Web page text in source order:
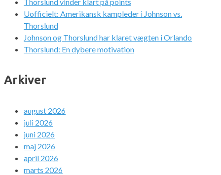
Uofficielt: Amerikansk kampleder i Johnson vs.
Thorslund
Johnson og Thorslund har klaret vægten i Orlando
Thorslund: En dybere motivation
Arkiver
august 2026
juli 2026
juni 2026
maj 2026
april 2026
marts 2026